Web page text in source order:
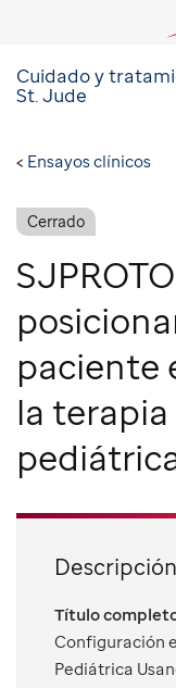
Acerca de St. Jude
Cuidado y tratamiento
Investigación
Alcance Global
Cómo involucrarse
Cuidado y
St. Jude
Ensayos clínicos
Cerrado
paciente
la
Título
Configuración
Pediátrica